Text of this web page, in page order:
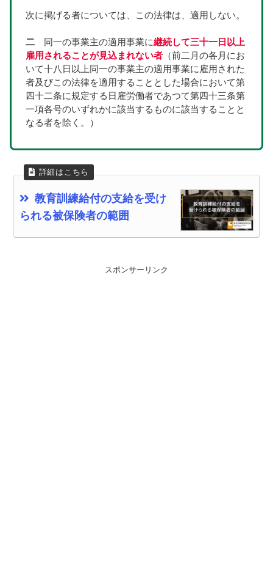
次に掲げる者については、この法律は、適用しない。
二 同一の事業主の適用事業に継続して三十一日以上
雇用されることが見込まれない者（前二月の各月にお
いて十八日以上同一の事業主の適用事業に雇用された
者及びこの法律を適用することとした場合において第
四十二条に規定する日雇労働者であつて第四十三条第
一項各号のいずれかに該当するものに該当することと
なる者を除く。）
教育訓練給付の支給を受け
られる被保険者の範囲
スポンサーリンク